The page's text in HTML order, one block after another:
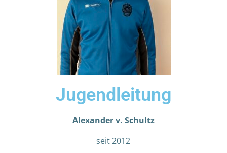
Jugendleitung
Alexander v. Schultz
seit 2012